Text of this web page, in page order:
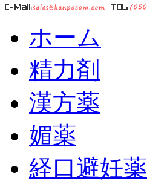
ホーム
精力剤
漢方薬
媚薬
経口避妊薬